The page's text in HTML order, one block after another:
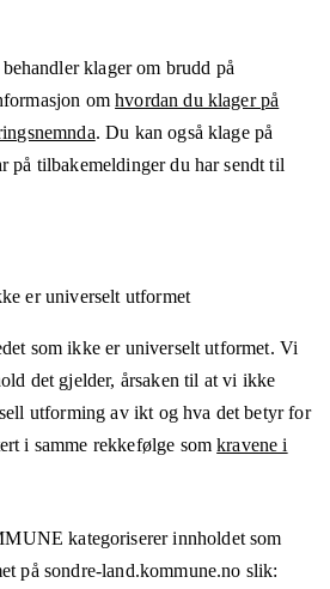
klager om brudd på
omhvordan du klager på
. Du kan også klage på
på tilbakemeldinger du har sendt til
er universelt utformet
som ikke er universelt utformet. Vi
det gjelder, årsaken til at vi ikke
utforming av ikt og hva det betyr for
i samme rekkefølge somkravene i
kategoriserer innholdet som
på sondre-land.kommune.no slik: